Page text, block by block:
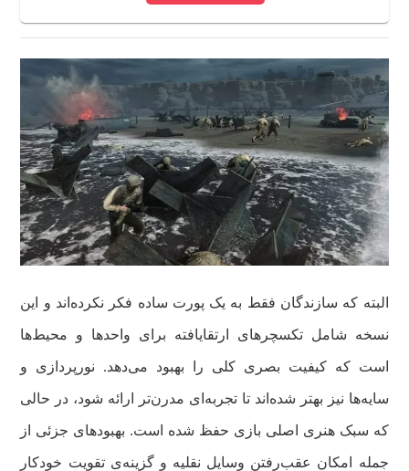
البته که سازندگان فقط به یک پورت ساده فکر نکرده‌اند و این
نسخه شامل تکسچرهای ارتقایافته برای واحدها و محیط‌ها
است که کیفیت بصری کلی را بهبود می‌دهد. نورپردازی و
سایه‌ها نیز بهتر شده‌اند تا تجربه‌ای مدرن‌تر ارائه شود، در حالی
که سبک هنری اصلی بازی حفظ شده است. بهبودهای جزئی از
جمله امکان عقب‌رفتن وسایل نقلیه و گزینه‌ی تقویت خودکار